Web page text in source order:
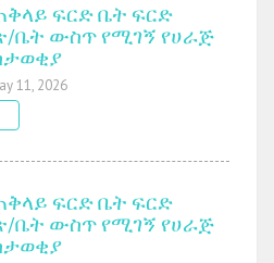
ፍርድ ቤት ፍርድ
ቤት ውስጥ የሚገኝ የሀራጅ
11, 2026
ፍርድ ቤት ፍርድ
ቤት ውስጥ የሚገኝ የሀራጅ